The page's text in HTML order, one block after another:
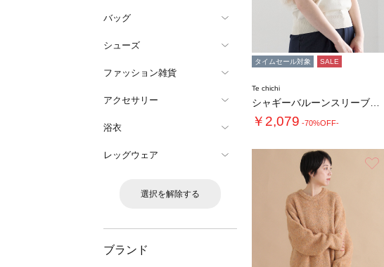
バッグ
シューズ
ファッション雑貨
アクセサリー
浴衣
レッグウェア
選択を解除する
ブランド
タイムセール対象 SALE
Te chichi
￥2,079 -70%OFF-